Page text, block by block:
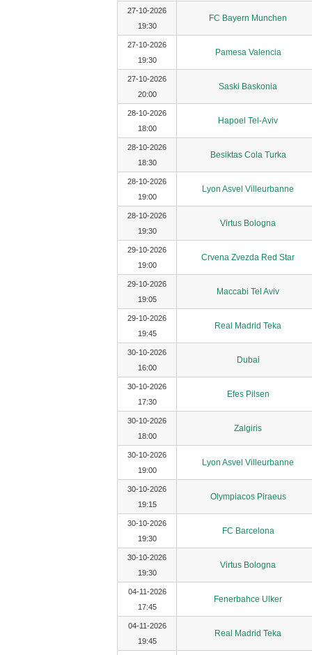
27-10-2026
19:30
FC Bayern Munchen
27-10-2026
19:30
Pamesa Valencia
27-10-2026
20:00
Saski Baskonia
28-10-2026
18:00
Hapoel Tel-Aviv
28-10-2026
18:30
Besiktas Cola Turka
28-10-2026
19:00
Lyon Asvel Villeurbanne
28-10-2026
19:30
Virtus Bologna
29-10-2026
19:00
Crvena Zvezda Red Star
29-10-2026
19:05
Maccabi Tel Aviv
29-10-2026
19:45
Real Madrid Teka
30-10-2026
16:00
Dubai
30-10-2026
17:30
Efes Pilsen
30-10-2026
18:00
Zalgiris
30-10-2026
19:00
Lyon Asvel Villeurbanne
30-10-2026
19:15
Olympiacos Piraeus
30-10-2026
19:30
FC Barcelona
30-10-2026
19:30
Virtus Bologna
04-11-2026
17:45
Fenerbahce Ulker
04-11-2026
19:45
Real Madrid Teka